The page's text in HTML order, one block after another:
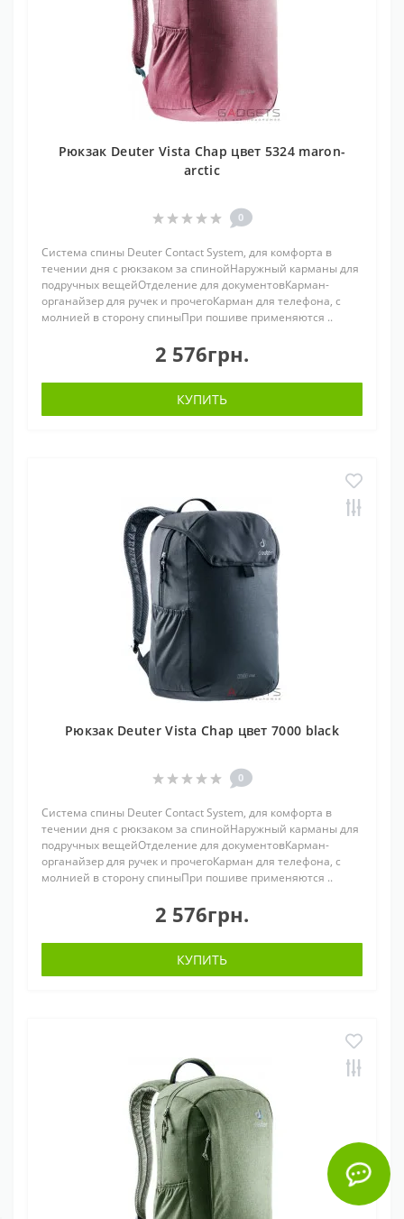
Рюкзак Deuter Vista Chap цвет 5324 maron-
arctic
0
Система спины Deuter Contact System, для комфорта в
течении дня с рюкзаком за спинойНаружный карманы для
подручных вещейОтделение для документовКарман-
органайзер для ручек и прочегоКарман для телефона, с
молнией в сторону спиныПри пошиве применяются ..
2 576грн.
КУПИТЬ
Рюкзак Deuter Vista Chap цвет 7000 black
0
Система спины Deuter Contact System, для комфорта в
течении дня с рюкзаком за спинойНаружный карманы для
подручных вещейОтделение для документовКарман-
органайзер для ручек и прочегоКарман для телефона, с
молнией в сторону спиныПри пошиве применяются ..
2 576грн.
КУПИТЬ